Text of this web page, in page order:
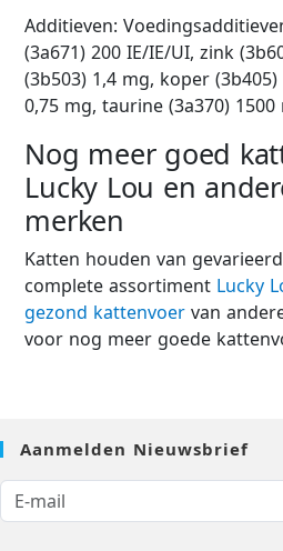
Additieven:
(3a671) 200 IE/IE/UI, zink
(3b503) 1,4 mg, koper
0,75 mg, taurine (3a370) 1500
Nog meer goed
Lucky Lou en
merken
Katten houden van
complete assortiment Lucky
gezond kattenvoer van
voor nog meer goede
Aanmelden Nieuwsbrief